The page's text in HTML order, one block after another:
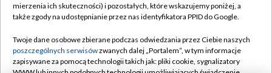
Naziemna Telewizja Cyfrowa
Rada Programowa
System NOS
Pomoc
Kontakt
mierzenia ich skuteczności) i pozostałych, które wskazujemy poniżej, a
także zgody na udostępnianie przez nas identyfikatora PPID do Google.
Twoje dane osobowe zbierane podczas odwiedzania przez Ciebie naszych
poszczególnych serwisówzwanych dalej „Portalem”, w tym informacje
zapisywane za pomocą technologii takich jak: pliki cookie, sygnalizatory